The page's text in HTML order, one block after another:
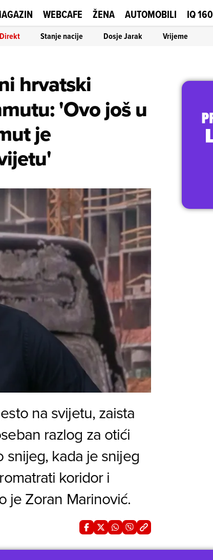
WEBCAFE ŽENA AUTOMOBILI IQ 160
Stanje nacije Dosje Jarak Vrijeme
hrvatski
'Ovo još u
je
na svijetu, zaista
razlog za otići
snijeg, kada je snijeg
koridor i
je Zoran Marinović.